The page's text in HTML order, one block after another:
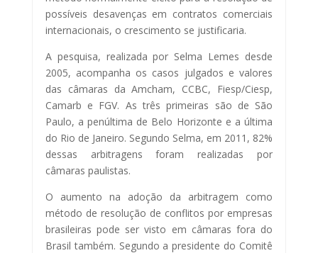
possíveis desavenças em contratos comerciais
internacionais, o crescimento se justificaria.
A pesquisa, realizada por Selma Lemes desde
2005, acompanha os casos julgados e valores
das câmaras da Amcham, CCBC, Fiesp/Ciesp,
Camarb e FGV. As três primeiras são de São
Paulo, a penúltima de Belo Horizonte e a última
do Rio de Janeiro. Segundo Selma, em 2011, 82%
dessas arbitragens foram realizadas por
câmaras paulistas.
O aumento na adoção da arbitragem como
método de resolução de conflitos por empresas
brasileiras pode ser visto em câmaras fora do
Brasil também. Segundo a presidente do Comitê